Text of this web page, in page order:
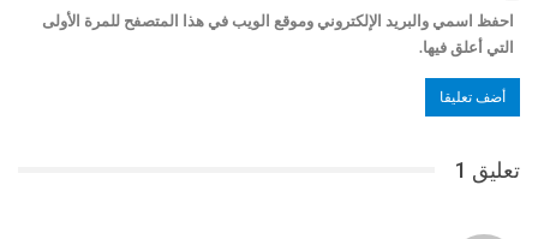
احفظ اسمي والبريد الإلكتروني وموقع الويب في هذا المتصفح للمرة الأولى
التي أعلق فيها.
تعليق 1